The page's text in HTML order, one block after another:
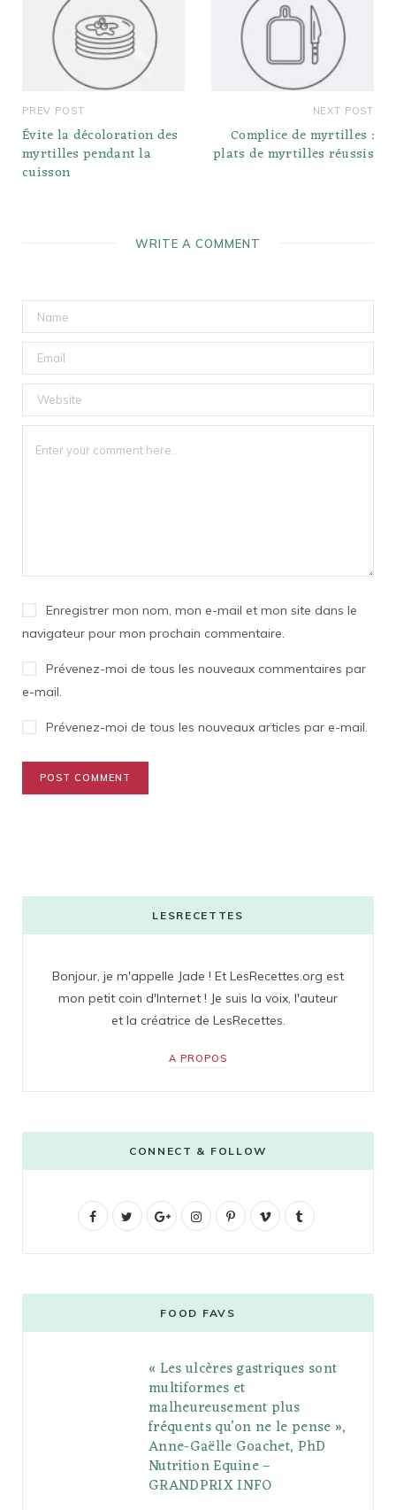
PREV POST
Évite la décoloration des
myrtilles pendant la
cuisson
NEXT POST
Complice de myrtilles :
plats de myrtilles réussis
WRITE A COMMENT
Enregistrer mon nom, mon e-mail et mon site dans le
navigateur pour mon prochain commentaire.
Prévenez-moi de tous les nouveaux commentaires par
e-mail.
Prévenez-moi de tous les nouveaux articles par e-mail.
LESRECETTES
Bonjour, je m'appelle Jade ! Et LesRecettes.org est
mon petit coin d'Internet ! Je suis la voix, l'auteur
et la créatrice de LesRecettes.
A PROPOS
CONNECT & FOLLOW
F
b
t
G
g
l
e
P
l
s
I
t
a
g
r
a
m
P
e
r
e
s
V
o
l
r
FOOD FAVS
« Les ulcères gastriques sont
multiformes et
malheureusement plus
fréquents qu’on ne le pense »,
Anne-Gaëlle Goachet, PhD
Nutrition Equine –
GRANDPRIX INFO